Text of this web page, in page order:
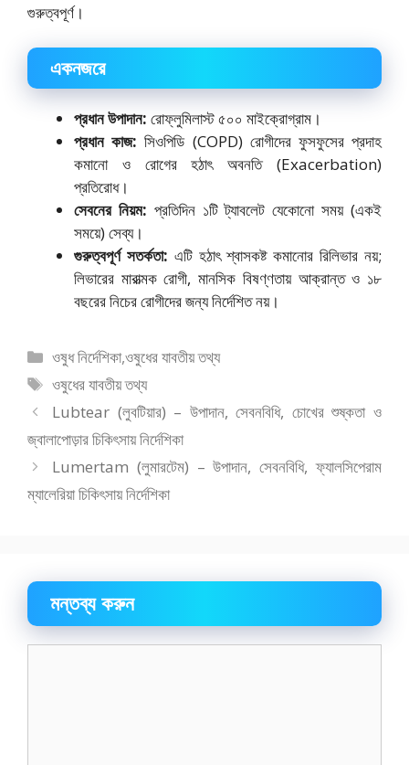
গুরুত্বপূর্ণ।
একনজরে
প্রধান উপাদান: রোফ্লুমিলাস্ট ৫০০ মাইক্রোগ্রাম।
প্রধান কাজ: সিওপিডি (COPD) রোগীদের ফুসফুসের প্রদাহ
কমানো ও রোগের হঠাৎ অবনতি (Exacerbation)
প্রতিরোধ।
সেবনের নিয়ম: প্রতিদিন ১টি ট্যাবলেট যেকোনো সময় (একই
সময়ে) সেব্য।
গুরুত্বপূর্ণ সতর্কতা: এটি হঠাৎ শ্বাসকষ্ট কমানোর রিলিভার নয়;
লিভারের মারাত্মক রোগী, মানসিক বিষণ্ণতায় আক্রান্ত ও ১৮
বছরের নিচের রোগীদের জন্য নির্দেশিত নয়।
বিভাগ
সমূহ
ওষুধ নির্দেশিকা,ওষুধের যাবতীয় তথ্য
ট্যাগ
সমূহ
ওষুধের যাবতীয় তথ্য
Lubtear (লুবটিয়ার) – উপাদান, সেবনবিধি, চোখের শুষ্কতা ও
জ্বালাপোড়ার চিকিৎসায় নির্দেশিকা
Lumertam (লুমারটেম) – উপাদান, সেবনবিধি, ফ্যালসিপেরাম
ম্যালেরিয়া চিকিৎসায় নির্দেশিকা
মন্তব্য করুন